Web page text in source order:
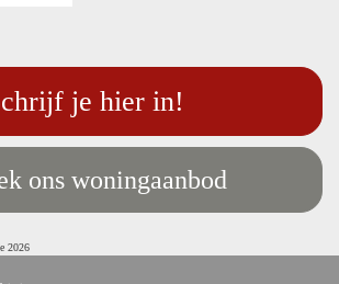
je hier in!
ons woningaanbod
2026